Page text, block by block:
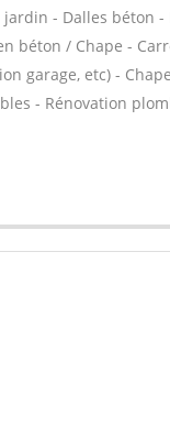
- Dalles béton
béton / Chape -
garage, etc) -
- Rénovation